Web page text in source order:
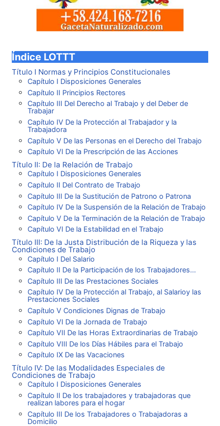
Índice LOTTT
Título I Normas y Principios Constitucionales
Capítulo I Disposiciones Generales
Capítulo II Principios Rectores
Capítulo III Del Derecho al Trabajo y del Deber de
Trabajar
Capítulo IV De la Protección al Trabajador y la
Trabajadora
Capítulo V De las Personas en el Derecho del Trabajo
Capítulo VI De la Prescripción de las Acciones
Título II: De la Relación de Trabajo
Capítulo I Disposiciones Generales
Capítulo II Del Contrato de Trabajo
Capítulo III De la Sustitución de Patrono o Patrona
Capítulo IV De la Suspensión de la Relación de Trabajo
Capítulo V De la Terminación de la Relación de Trabajo
Capítulo VI De la Estabilidad en el Trabajo
Título III: De la Justa Distribución de la Riqueza y las
Condiciones de Trabajo
Capítulo I Del Salario
Capítulo II De la Participación de los Trabajadores...
Capítulo III De las Prestaciones Sociales
Capítulo IV De la Protección al Trabajo, al Salarioy las
Prestaciones Sociales
Capítulo V Condiciones Dignas de Trabajo
Capítulo VI De la Jornada de Trabajo
Capítulo VII De las Horas Extraordinarias de Trabajo
Capítulo VIII De los Días Hábiles para el Trabajo
Capítulo IX De las Vacaciones
Título IV: De las Modalidades Especiales de
Condiciones de Trabajo
Capítulo I Disposiciones Generales
Capítulo II De los trabajadores y trabajadoras que
realizan labores para el hogar
Capítulo III De los Trabajadores o Trabajadoras a
Domicilio